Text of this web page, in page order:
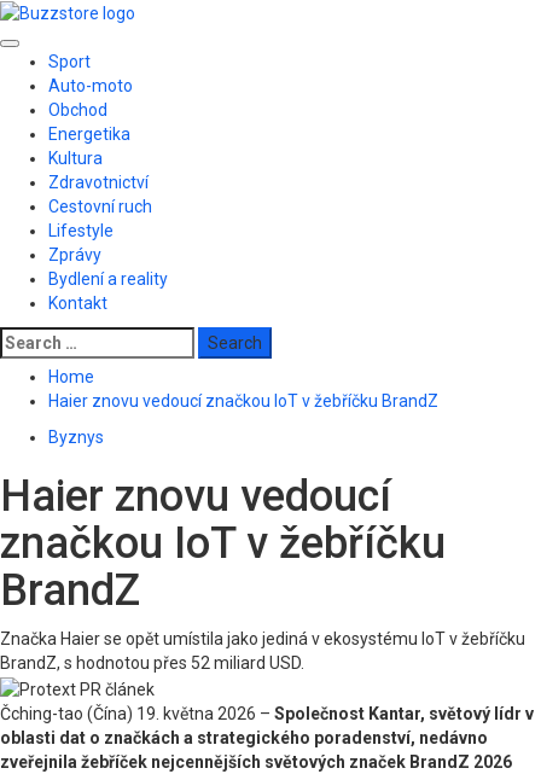
Skip
content
Primary
Menu
Sport
Auto-moto
Obchod
Energetika
Kultura
Zdravotnictví
Cestovní ruch
Lifestyle
Zprávy
Bydlení a reality
Kontakt
Search
for:
Home
Haier znovu vedoucí značkou IoT v žebříčku BrandZ
Byznys
Haier znovu vedoucí
značkou IoT v žebříčku
BrandZ
Značka Haier se opět umístila jako jediná v ekosystému IoT v žebříčku
BrandZ, s hodnotou přes 52 miliard USD.
Čching-tao (Čína) 19. května 2026 – Společnost Kantar, světový lídr v
oblasti dat o značkách a strategického poradenství, nedávno
zveřejnila žebříček nejcennějších světových značek BrandZ 2026